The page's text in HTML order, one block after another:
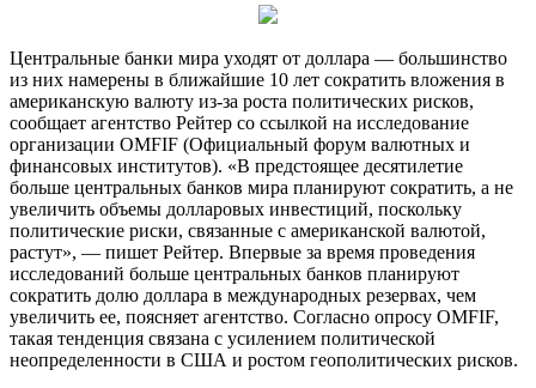
Центральные банки мира уходят от доллара — большинство
из них намерены в ближайшие 10 лет сократить вложения в
американскую валюту из-за роста политических рисков,
сообщает агентство Рейтер со ссылкой на исследование
организации OMFIF (Официальный форум валютных и
финансовых институтов). «В предстоящее десятилетие
больше центральных банков мира планируют сократить, а не
увеличить объемы долларовых инвестиций, поскольку
политические риски, связанные с американской валютой,
растут», — пишет Рейтер. Впервые за время проведения
исследований больше центральных банков планируют
сократить долю доллара в международных резервах, чем
увеличить ее, поясняет агентство. Согласно опросу OMFIF,
такая тенденция связана с усилением политической
неопределенности в США и ростом геополитических рисков.